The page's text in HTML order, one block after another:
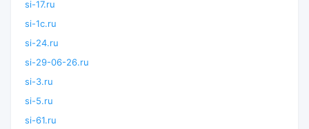
si-17.ru
si-1c.ru
si-24.ru
si-29-06-26.ru
si-3.ru
si-5.ru
si-61.ru